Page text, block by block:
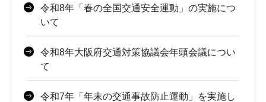
令和8年「春の全国交通安全運動」の実施につ
いて
令和8年大阪府交通対策協議会年頭会議につい
て
令和7年「年末の交通事故防止運動」を実施し